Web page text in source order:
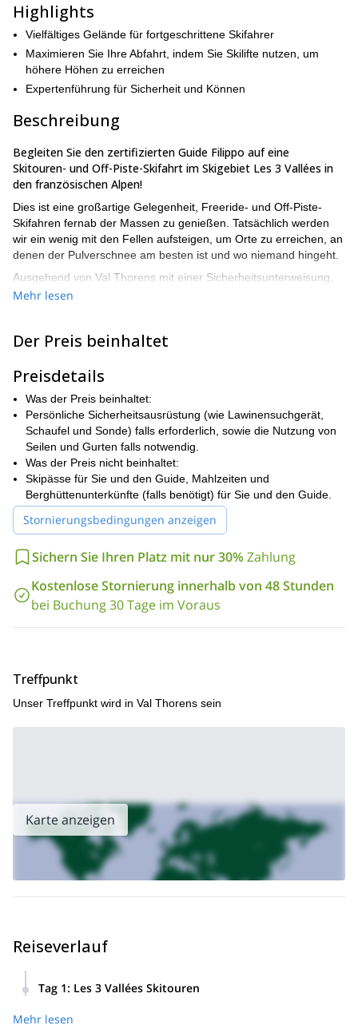
Highlights
Vielfältiges Gelände für fortgeschrittene Skifahrer
Maximieren Sie Ihre Abfahrt, indem Sie Skilifte nutzen, um
höhere Höhen zu erreichen
Expertenführung für Sicherheit und Können
Beschreibung
Begleiten Sie den zertifizierten Guide Filippo auf eine
Skitouren- und Off-Piste-Skifahrt im Skigebiet Les 3 Vallées in
den französischen Alpen!
Dies ist eine großartige Gelegenheit, Freeride- und Off-Piste-
Skifahren fernab der Massen zu genießen. Tatsächlich werden
wir ein wenig mit den Fellen aufsteigen, um Orte zu erreichen, an
denen der Pulverschnee am besten ist und wo niemand hingeht.
Ausgehend von Val Thorens mit einer Sicherheitsunterweisung,
Ausrüstungsüberprüfung und Routenübersicht bringt Sie ein Lift
Unterwegs teilt Filippo Experten-Tipps zum Skitourengehen, um
Oben angekommen, tauchen Sie in eine aufregende Freeride-
Abfahrt durch weite Pulverschneefelder und sanfte Hänge in
Richtung Méribel ein. Die Runde endet mit einer Rückfahrt nach
Val Thorens und schließt diesen erhabenen Tag in den Bergen
ab.
Wir können für einen oder mehrere Tage zusammen losziehen.
Wir passen das Programm und die Route an Ihr Skilevel und Ihre
Wünsche an.
Wenn Sie sich in einem der Skigebiete von Les 3 Vallées
befinden, zögern Sie bitte nicht, uns zu kontaktieren. Wir
zeigen Ihnen gerne geheime Orte voller Stille, an denen Sie die
Natur und die Wildnis des Berges genießen können.
Mehr lesen
Der Preis beinhaltet
Preisdetails
Was der Preis beinhaltet:
Persönliche Sicherheitsausrüstung (wie Lawinensuchgerät,
Schaufel und Sonde) falls erforderlich, sowie die Nutzung von
Seilen und Gurten falls notwendig.
Was der Preis nicht beinhaltet:
Skipässe für Sie und den Guide, Mahlzeiten und
Berghüttenunterkünfte (falls benötigt) für Sie und den Guide.
Stornierungsbedingungen anzeigen
Sichern Sie Ihren Platz mit nur 30%Zahlung
Kostenlose Stornierung innerhalb von 48 Stunden
bei Buchung 30 Tage im Voraus
Treffpunkt
Unser Treffpunkt wird in Val Thorens sein
Karte anzeigen
Reiseverlauf
Tag 1: Les 3 Vallées Skitouren
eine Sicherheitsunterweisung, Ausrüstungsüberprüfung und
Mehr lesen